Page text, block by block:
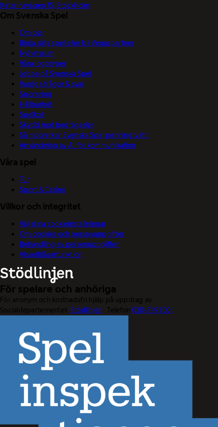
Katarinavägen 15, Stockholm
Om Svenska Spel
Om oss
Börja sälja spel eller bli Vegaspartner
Nyhetsrum
Våra logotyper
Jobba på Svenska Spel
Vanliga frågor & svar
Sponsring
Hållbarhet
Spelkoll
Skydd mot bedrägerier
Så motverkar Svenska Spel penningtvätt
Användning av AI för kommunikation
Våra spel
Tur
Sport & Casino
Villkor och integritet
Välj dina cookieinställningar
Om cookies och personuppgifter
Behandling av personuppgifter
Visselblåsarfunktion
För spelare och anhöriga
För anonym och kostnadsfri hjälp på uppdrag av
Socialdepartementet. Stödlinjen . Telefon020-81 91 00.